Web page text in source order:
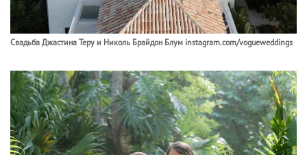
Свадьба Джастина Теру и Николь Брайдон Блум instagram.com/vogueweddings